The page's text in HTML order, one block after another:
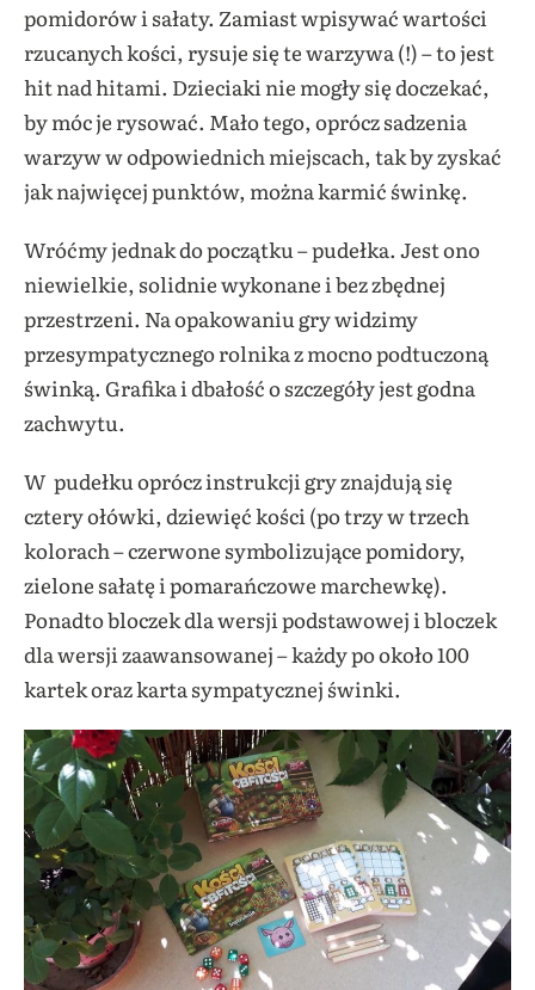
pomidorów i sałaty. Zamiast wpisywać wartości
rzucanych kości, rysuje się te warzywa (!) – to jest
hit nad hitami. Dzieciaki nie mogły się doczekać,
by móc je rysować. Mało tego, oprócz sadzenia
warzyw w odpowiednich miejscach, tak by zyskać
jak najwięcej punktów, można karmić świnkę.
Wróćmy jednak do początku – pudełka. Jest ono
niewielkie, solidnie wykonane i bez zbędnej
przestrzeni. Na opakowaniu gry widzimy
przesympatycznego rolnika z mocno podtuczoną
świnką. Grafika i dbałość o szczegóły jest godna
zachwytu.
W pudełku oprócz instrukcji gry znajdują się
cztery ołówki, dziewięć kości (po trzy w trzech
kolorach – czerwone symbolizujące pomidory,
zielone sałatę i pomarańczowe marchewkę).
Ponadto bloczek dla wersji podstawowej i bloczek
dla wersji zaawansowanej – każdy po około 100
kartek oraz karta sympatycznej świnki.